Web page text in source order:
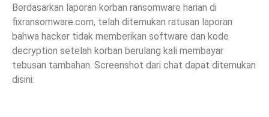
Berdasarkan laporan korban ransomware harian di
fixransomware.com, telah ditemukan ratusan laporan
bahwa hacker tidak memberikan software dan kode
decryption setelah korban berulang kali membayar
tebusan tambahan. Screenshot dari chat dapat ditemukan
disini: